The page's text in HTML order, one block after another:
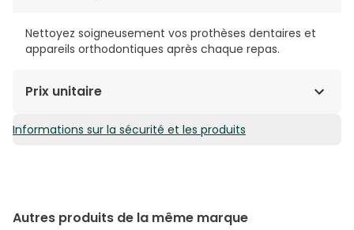
Nettoyez soigneusement vos prothèses dentaires et
appareils orthodontiques après chaque repas.
Prix unitaire
6,89€ / Unités
Informations sur la sécurité et les produits
Autres produits de la même marque